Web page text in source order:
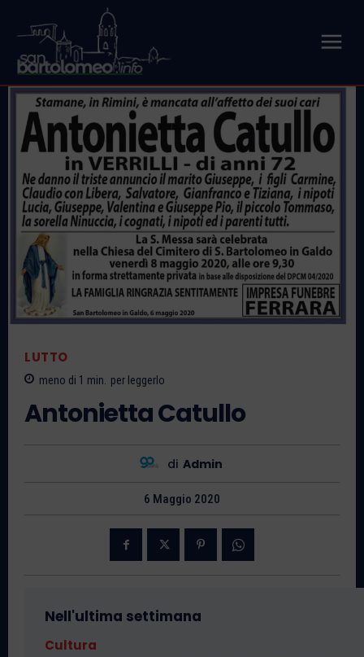
LUTTO
meno di 1 min. per leggerlo
Antonietta Catullo
di Admin
6 Maggio 2020
Nell'ultima settimana
Cultura